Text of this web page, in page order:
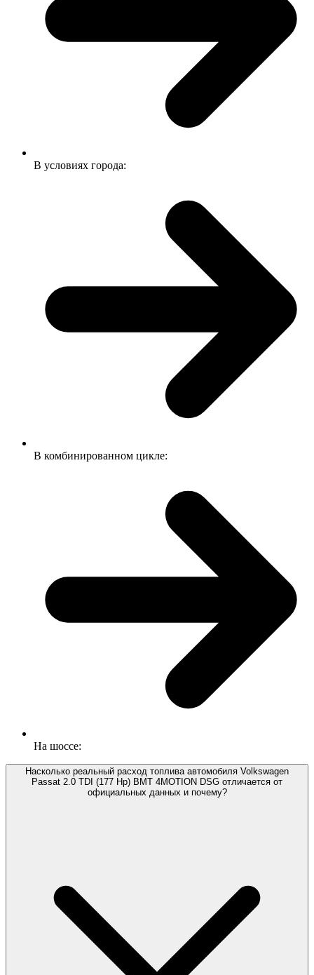
В условиях города:
В комбинированном цикле:
На шоссе:
Насколько реальный расход топлива автомобиля Volkswagen
Passat 2.0 TDI (177 Hp) BMT 4MOTION DSG отличается от
официальных данных и почему?